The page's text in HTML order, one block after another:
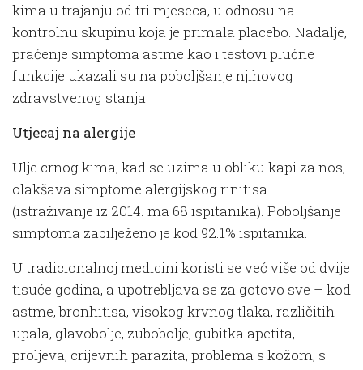
kima u trajanju od tri mjeseca, u odnosu na
kontrolnu skupinu koja je primala placebo. Nadalje,
praćenje simptoma astme kao i testovi plućne
funkcije ukazali su na poboljšanje njihovog
zdravstvenog stanja.
Utjecaj na alergije
Ulje crnog kima, kad se uzima u obliku kapi za nos,
olakšava simptome alergijskog rinitisa
(istraživanje iz 2014. ma 68 ispitanika). Poboljšanje
simptoma zabilježeno je kod 92.1% ispitanika.
U tradicionalnoj medicini koristi se već više od dvije
tisuće godina, a upotrebljava se za gotovo sve – kod
astme, bronhitisa, visokog krvnog tlaka, različitih
upala, glavobolje, zubobolje, gubitka apetita,
proljeva, crijevnih parazita, problema s kožom, s